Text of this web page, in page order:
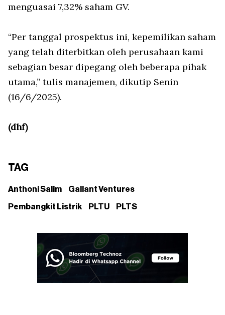
menguasai 7,32% saham GV.
“Per tanggal prospektus ini, kepemilikan saham
yang telah diterbitkan oleh perusahaan kami
sebagian besar dipegang oleh beberapa pihak
utama,” tulis manajemen, dikutip Senin
(16/6/2025).
(dhf)
TAG
Anthoni Salim Gallant Ventures
Pembangkit Listrik PLTU PLTS